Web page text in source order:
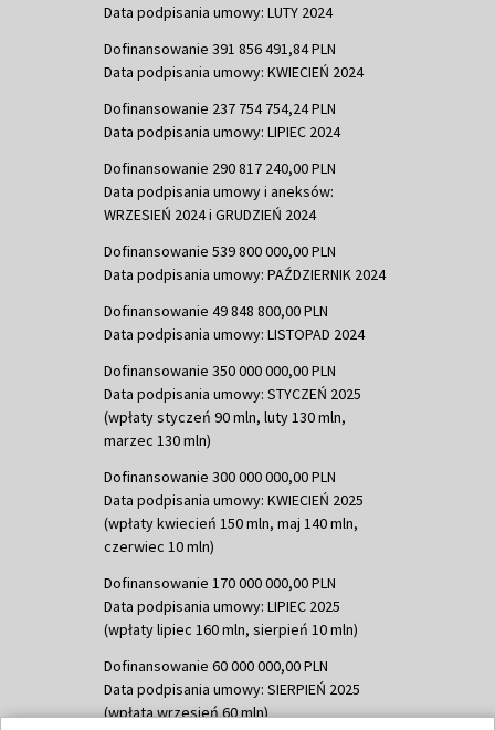
Data podpisania umowy: LUTY 2024
Dofinansowanie 391 856 491,84 PLN
Data podpisania umowy: KWIECIEŃ 2024
Dofinansowanie 237 754 754,24 PLN
Data podpisania umowy: LIPIEC 2024
Dofinansowanie 290 817 240,00 PLN
Data podpisania umowy i aneksów:
WRZESIEŃ 2024 i GRUDZIEŃ 2024
Dofinansowanie 539 800 000,00 PLN
Data podpisania umowy: PAŹDZIERNIK 2024
Dofinansowanie 49 848 800,00 PLN
Data podpisania umowy: LISTOPAD 2024
Dofinansowanie 350 000 000,00 PLN
Data podpisania umowy: STYCZEŃ 2025
(wpłaty styczeń 90 mln, luty 130 mln,
marzec 130 mln)
Dofinansowanie 300 000 000,00 PLN
Data podpisania umowy: KWIECIEŃ 2025
(wpłaty kwiecień 150 mln, maj 140 mln,
czerwiec 10 mln)
Dofinansowanie 170 000 000,00 PLN
Data podpisania umowy: LIPIEC 2025
(wpłaty lipiec 160 mln, sierpień 10 mln)
Dofinansowanie 60 000 000,00 PLN
Data podpisania umowy: SIERPIEŃ 2025
(wpłata wrzesień 60 mln)